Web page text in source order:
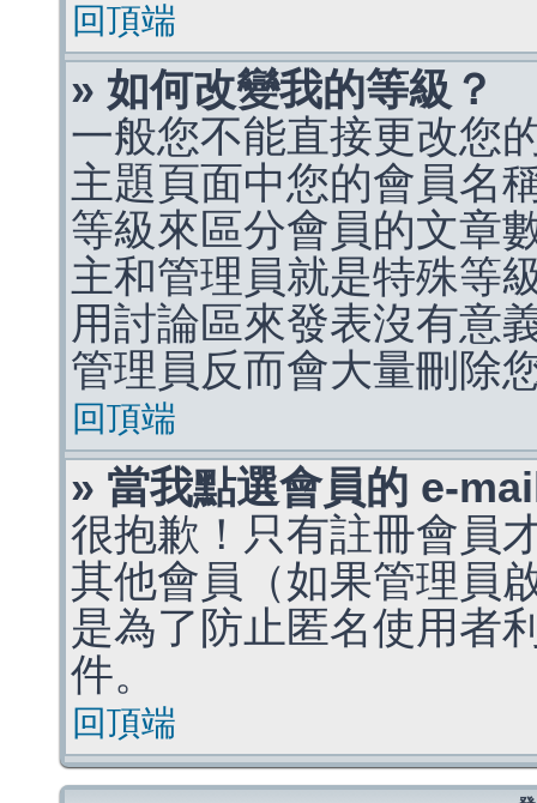
回頂端
» 如何改變我的等級？
一般您不能直接更改您
主題頁面中您的會員名
等級來區分會員的文章
主和管理員就是特殊等
用討論區來發表沒有意
管理員反而會大量刪除
回頂端
» 當我點選會員的 e-
很抱歉！只有註冊會員
其他會員（如果管理員
是為了防止匿名使用者
件。
回頂端